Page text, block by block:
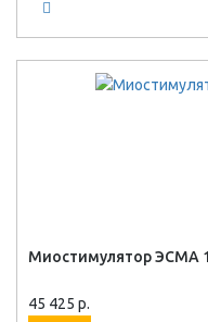
Миостимулятор ЭСМА
45 425 р.